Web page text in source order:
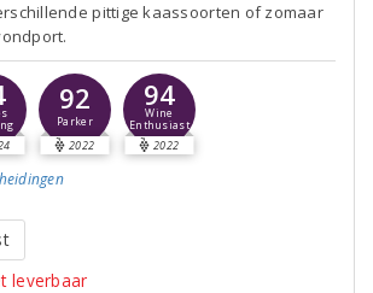
pittige kaassoorten of zomaar
92
Parker
2022
94
Wine
Enthusiast
2022
leverbaar